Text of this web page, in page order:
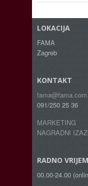
LOKACIJA
FAMA
Zagreb
KONTAKT
091/250 25 36
MARKETING
NAGRADNI
RADNO
00.00-24.00